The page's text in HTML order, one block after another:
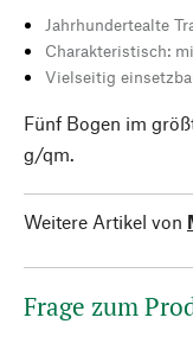
Jahrhundertealte
Charakteristisch:
Vielseitig
Fünf Bogen im
g/qm.
Weitere Artikel von
Frage zum